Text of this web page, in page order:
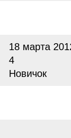
18 марта
4
Новичок